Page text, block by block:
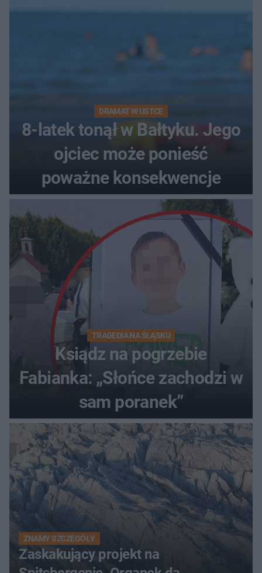
DRAMAT W USTCE
8-latek tonął w Bałtyku. Jego
ojciec może ponieść
poważne konsekwencje
TRAGEDIA NA ŚLĄSKU
Ksiądz na pogrzebie
Fabianka: „Słońce zachodzi w
sam poranek”
ZNAMY SZCZEGÓŁY
Zaskakujący projekt na